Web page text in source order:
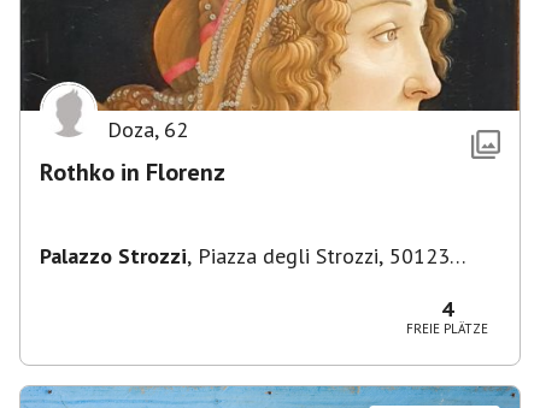
Doza, 62
Rothko in Florenz
Palazzo Strozzi, Piazza degli Strozzi, 50123
4
FREIE PLÄTZE